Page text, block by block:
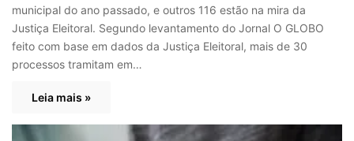
municipal do ano passado, e outros 116 estão na mira da
Justiça Eleitoral. Segundo levantamento do Jornal O GLOBO
feito com base em dados da Justiça Eleitoral, mais de 30
processos tramitam em…
Leia mais »